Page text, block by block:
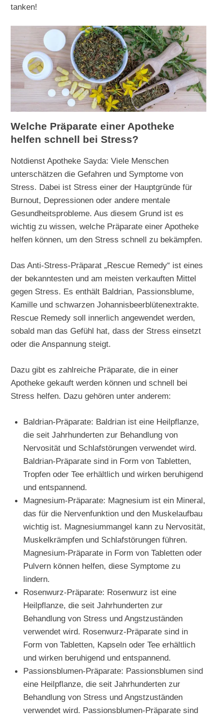
tanken!
Welche Präparate einer Apotheke
helfen schnell bei Stress?
Notdienst Apotheke Sayda: Viele Menschen
unterschätzen die Gefahren und Symptome von
Stress. Dabei ist Stress einer der Hauptgründe für
Burnout, Depressionen oder andere mentale
Gesundheitsprobleme. Aus diesem Grund ist es
wichtig zu wissen, welche Präparate einer Apotheke
helfen können, um den Stress schnell zu bekämpfen.
Das Anti-Stress-Präparat „Rescue Remedy“ ist eines
der bekanntesten und am meisten verkauften Mittel
gegen Stress. Es enthält Baldrian, Passionsblume,
Kamille und schwarzen Johannisbeerblütenextrakte.
Rescue Remedy soll innerlich angewendet werden,
sobald man das Gefühl hat, dass der Stress einsetzt
oder die Anspannung steigt.
Dazu gibt es zahlreiche Präparate, die in einer
Apotheke gekauft werden können und schnell bei
Stress helfen. Dazu gehören unter anderem:
Baldrian-Präparate: Baldrian ist eine Heilpflanze,
die seit Jahrhunderten zur Behandlung von
Nervosität und Schlafstörungen verwendet wird.
Baldrian-Präparate sind in Form von Tabletten,
Tropfen oder Tee erhältlich und wirken beruhigend
und entspannend.
Magnesium-Präparate: Magnesium ist ein Mineral,
das für die Nervenfunktion und den Muskelaufbau
wichtig ist. Magnesiummangel kann zu Nervosität,
Muskelkrämpfen und Schlafstörungen führen.
Magnesium-Präparate in Form von Tabletten oder
Pulvern können helfen, diese Symptome zu
lindern.
Rosenwurz-Präparate: Rosenwurz ist eine
Heilpflanze, die seit Jahrhunderten zur
Behandlung von Stress und Angstzuständen
verwendet wird. Rosenwurz-Präparate sind in
Form von Tabletten, Kapseln oder Tee erhältlich
und wirken beruhigend und entspannend.
Passionsblumen-Präparate: Passionsblumen sind
eine Heilpflanze, die seit Jahrhunderten zur
Behandlung von Stress und Angstzuständen
verwendet wird. Passionsblumen-Präparate sind